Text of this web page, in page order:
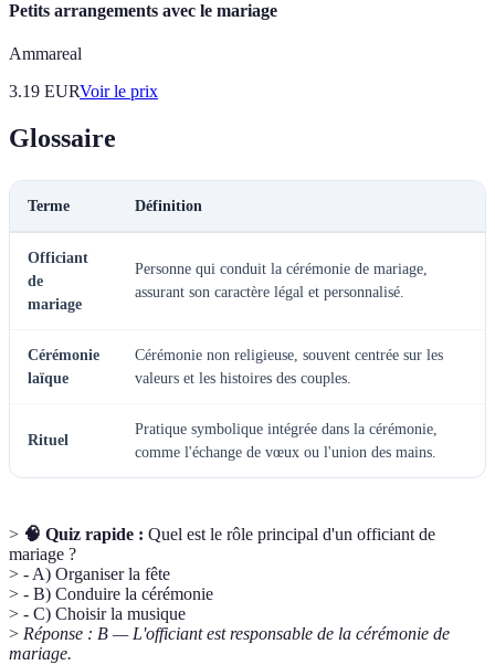
Petits arrangements avec le mariage
Ammareal
3.19 EURVoir le prix
Glossaire
Terme Définition
Officiant
de
mariage
Personne qui conduit la cérémonie de mariage,
assurant son caractère légal et personnalisé.
Cérémonie
laïque
Cérémonie non religieuse, souvent centrée sur les
valeurs et les histoires des couples.
Rituel
Pratique symbolique intégrée dans la cérémonie,
comme l'échange de vœux ou l'union des mains.
> 🧠 Quiz rapide : Quel est le rôle principal d'un officiant de
mariage ?
> - A) Organiser la fête
> - B) Conduire la cérémonie
> - C) Choisir la musique
> Réponse : B — L'officiant est responsable de la cérémonie de
mariage.